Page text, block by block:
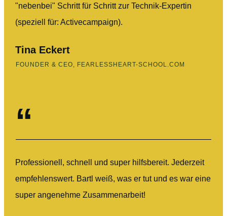
"nebenbei" Schritt für Schritt zur Technik-Expertin
(speziell für: Activecampaign).
Tina Eckert
FOUNDER & CEO, FEARLESSHEART-SCHOOL.COM
“
Professionell, schnell und super hilfsbereit. Jederzeit
empfehlenswert. Bartl weiß, was er tut und es war eine
super angenehme Zusammenarbeit!